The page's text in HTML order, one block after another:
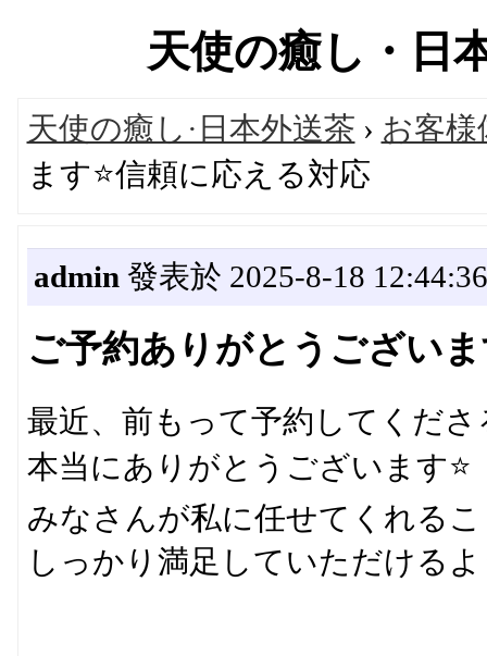
天使の癒し・日
天使の癒し·日本外送茶 › お客
ます⭐信頼に応える対応
admin 發表於 2025-8-18 12:44:36
ご予約ありがとうござい
最近、前もって予約してくだ
本当にありがとうございます⭐
みなさんが私に任せてくれる
しっかり満足していただける